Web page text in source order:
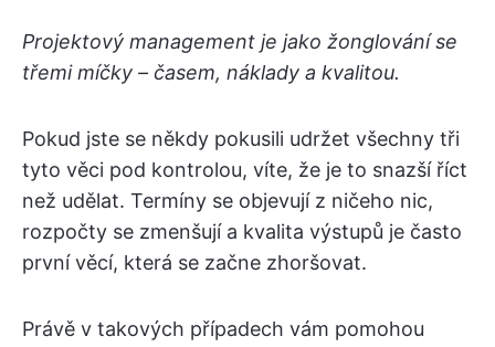
Projektový management je jako žonglování se
třemi míčky – časem, náklady a kvalitou.
Pokud jste se někdy pokusili udržet všechny tři
tyto věci pod kontrolou, víte, že je to snazší říct
než udělat. Termíny se objevují z ničeho nic,
rozpočty se zmenšují a kvalita výstupů je často
první věcí, která se začne zhoršovat.
Právě v takových případech vám pomohou